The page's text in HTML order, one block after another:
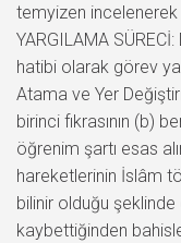
temyizen incelenerek
YARGILAMA
hatibi olarak görev
Atama ve Yer
birinci fıkrasının (b)
öğrenim şartı esas
hareketlerinin İslâm
bilinir olduğu şeklinde
kaybettiğinden